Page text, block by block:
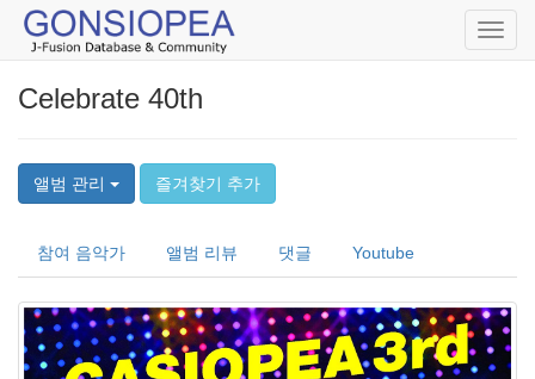
Celebrate 40th
앨범 관리 즐겨찾기 추가
참여 음악가 앨범 리뷰 댓글 Youtube